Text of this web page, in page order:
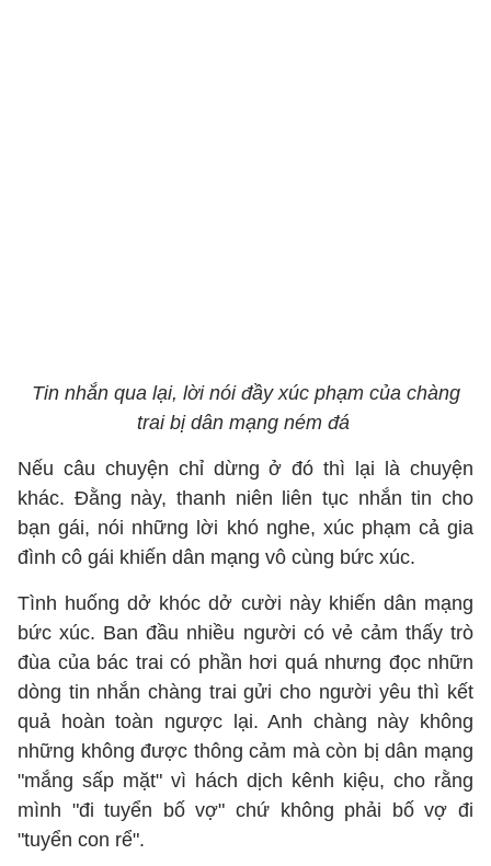
Tin nhắn qua lại, lời nói đầy xúc phạm của chàng
trai bị dân mạng ném đá
Nếu câu chuyện chỉ dừng ở đó thì lại là chuyện
khác. Đằng này, thanh niên liên tục nhắn tin cho
bạn gái, nói những lời khó nghe, xúc phạm cả gia
đình cô gái khiến dân mạng vô cùng bức xúc.
Tình huống dở khóc dở cười này khiến dân mạng
bức xúc. Ban đầu nhiều người có vẻ cảm thấy trò
đùa của bác trai có phần hơi quá nhưng đọc nhữn
dòng tin nhắn chàng trai gửi cho người yêu thì kết
quả hoàn toàn ngược lại. Anh chàng này không
những không được thông cảm mà còn bị dân mạng
"mắng sấp mặt" vì hách dịch kênh kiệu, cho rằng
mình "đi tuyển bố vợ" chứ không phải bố vợ đi
"tuyển con rể".